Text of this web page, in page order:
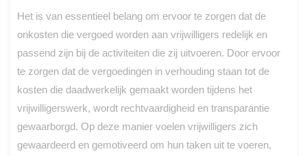
Het is van essentieel belang om ervoor te zorgen dat de
onkosten die vergoed worden aan vrijwilligers redelijk en
passend zijn bij de activiteiten die zij uitvoeren. Door ervoor
te zorgen dat de vergoedingen in verhouding staan tot de
kosten die daadwerkelijk gemaakt worden tijdens het
vrijwilligerswerk, wordt rechtvaardigheid en transparantie
gewaarborgd. Op deze manier voelen vrijwilligers zich
gewaardeerd en gemotiveerd om hun taken uit te voeren,